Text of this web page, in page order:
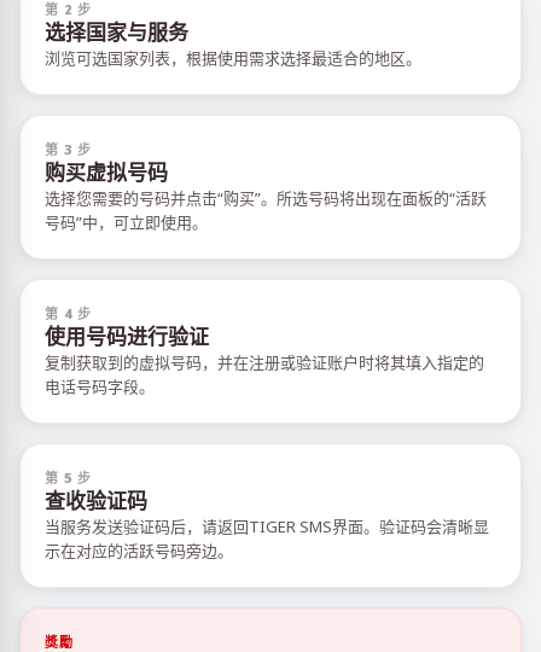
第 2 步
选择国家与服务
浏览可选国家列表，根据使用需求选择最适合的地区。
第 3 步
购买虚拟号码
选择您需要的号码并点击“购买”。所选号码将出现在面板的“活跃
号码”中，可立即使用。
第 4 步
使用号码进行验证
复制获取到的虚拟号码，并在注册或验证账户时将其填入指定的
电话号码字段。
第 5 步
查收验证码
当服务发送验证码后，请返回TIGER SMS界面。验证码会清晰显
示在对应的活跃号码旁边。
獎勵